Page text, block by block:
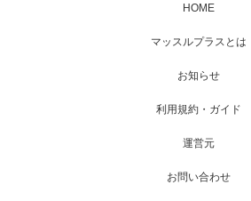
映画「メカバース」
【TV】NHK BS「
HOME
マッスルプラスとは
お知らせ
利用規約・ガイド
運営元
お問い合わせ